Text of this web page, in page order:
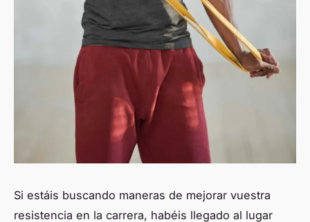
Si estáis buscando maneras de mejorar vuestra
resistencia en la carrera, habéis llegado al lugar